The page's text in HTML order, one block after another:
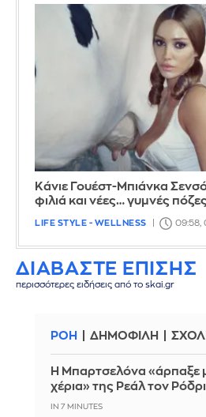
Κάνιε Γουέστ-Μπιάνκα
φιλιά και νέες… γυμνές
LIFE STYLE - WELLNESS 09:58,
ΔΙΑΒΑΣΤΕ ΕΠΙΣΗΣ
περισσότερες ειδήσεις από το skai.gr
ΡΟΗ ΔΗΜΟΦΙΛΗ
Η Μπαρτσελόνα «άρπαξε
χέρια» της Ρεάλ τον Ρόδρι
IN 7 MINUTES